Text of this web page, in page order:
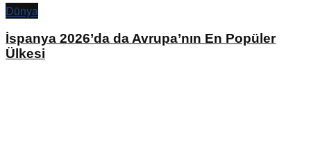
Dünya
İspanya 2026’da da Avrupa’nın En Popüler
Ülkesi